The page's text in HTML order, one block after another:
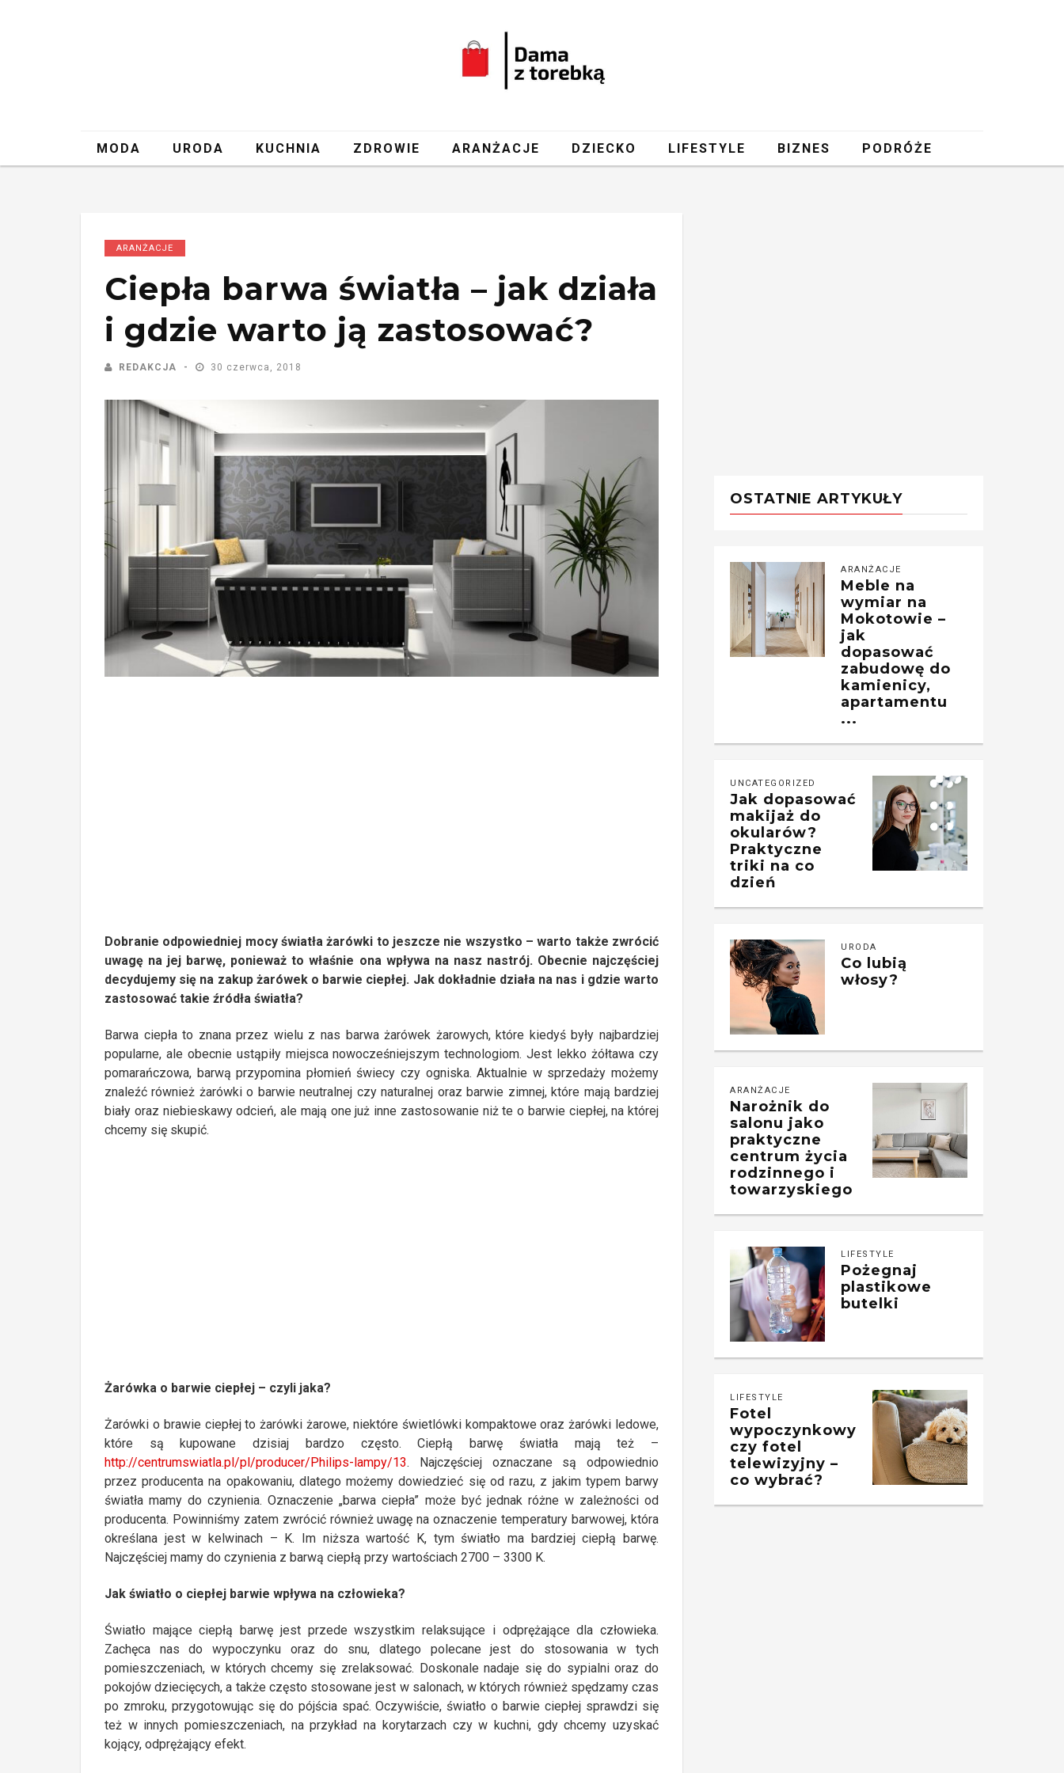
MODA URODA KUCHNIA ZDROWIE ARANŻACJE DZIECKO LIFESTYLE BIZNES PODRÓŻE
ARANŻACJE
Ciepła barwa światła – jak działa
i gdzie warto ją zastosować?
REDAKCJA 30 czerwca, 2018
Dobranie odpowiedniej mocy światła żarówki to jeszcze nie wszystko – warto także zwrócić
uwagę na jej barwę, ponieważ to właśnie ona wpływa na nasz nastrój. Obecnie najczęściej
decydujemy się na zakup żarówek o barwie ciepłej. Jak dokładnie działa na nas i gdzie warto
zastosować takie źródła światła?
Barwa ciepła to znana przez wielu z nas barwa żarówek żarowych, które kiedyś były najbardziej
popularne, ale obecnie ustąpiły miejsca nowocześniejszym technologiom. Jest lekko żółtawa czy
pomarańczowa, barwą przypomina płomień świecy czy ogniska. Aktualnie w sprzedaży możemy
znaleźć również żarówki o barwie neutralnej czy naturalnej oraz barwie zimnej, które mają bardziej
biały oraz niebieskawy odcień, ale mają one już inne zastosowanie niż te o barwie ciepłej, na której
chcemy się skupić.
Żarówka o barwie ciepłej – czyli jaka?
Żarówki o brawie ciepłej to żarówki żarowe, niektóre świetlówki kompaktowe oraz żarówki ledowe,
które są kupowane dzisiaj bardzo często. Ciepłą barwę światła mają też –
http://centrumswiatla.pl/pl/producer/Philips-lampy/13. Najczęściej oznaczane są odpowiednio
przez producenta na opakowaniu, dlatego możemy dowiedzieć się od razu, z jakim typem barwy
światła mamy do czynienia. Oznaczenie „barwa ciepła” może być jednak różne w zależności od
producenta. Powinniśmy zatem zwrócić również uwagę na oznaczenie temperatury barwowej, która
określana jest w kelwinach – K. Im niższa wartość K, tym światło ma bardziej ciepłą barwę.
Najczęściej mamy do czynienia z barwą ciepłą przy wartościach 2700 – 3300 K.
Jak światło o ciepłej barwie wpływa na człowieka?
Światło mające ciepłą barwę jest przede wszystkim relaksujące i odprężające dla człowieka.
Zachęca nas do wypoczynku oraz do snu, dlatego polecane jest do stosowania w tych
pomieszczeniach, w których chcemy się zrelaksować. Doskonale nadaje się do sypialni oraz do
pokojów dziecięcych, a także często stosowane jest w salonach, w których również spędzamy czas
po zmroku, przygotowując się do pójścia spać. Oczywiście, światło o barwie ciepłej sprawdzi się
też w innych pomieszczeniach, na przykład na korytarzach czy w kuchni, gdy chcemy uzyskać
kojący, odprężający efekt.
OSTATNIE ARTYKUŁY
ARANŻACJE
Meble na
wymiar na
Mokotowie –
jak
dopasować
zabudowę do
kamienicy,
apartamentu
...
UNCATEGORIZED
Jak dopasować
makijaż do
okularów?
Praktyczne
triki na co
dzień
URODA
Co lubią
włosy?
ARANŻACJE
Narożnik do
salonu jako
praktyczne
centrum życia
rodzinnego i
towarzyskiego
LIFESTYLE
Pożegnaj
plastikowe
butelki
LIFESTYLE
Fotel
wypoczynkowy
czy fotel
telewizyjny –
co wybrać?